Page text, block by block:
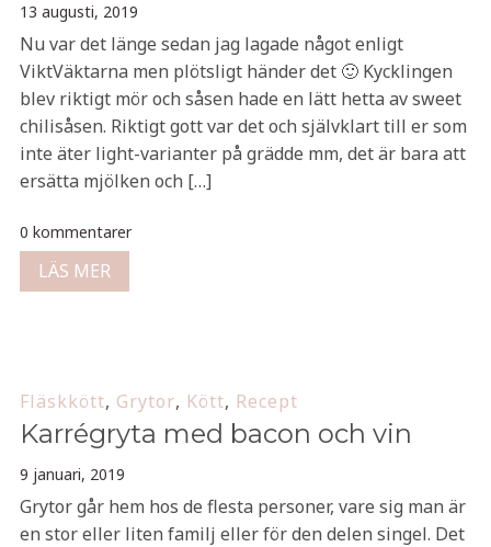
13 augusti, 2019
Nu var det länge sedan jag lagade något enligt
ViktVäktarna men plötsligt händer det 🙂 Kycklingen
blev riktigt mör och såsen hade en lätt hetta av sweet
chilisåsen. Riktigt gott var det och självklart till er som
inte äter light-varianter på grädde mm, det är bara att
ersätta mjölken och […]
0 kommentarer
LÄS MER
Fläskkött, Grytor, Kött, Recept
Karrégryta med bacon och vin
9 januari, 2019
Grytor går hem hos de flesta personer, vare sig man är
en stor eller liten familj eller för den delen singel. Det